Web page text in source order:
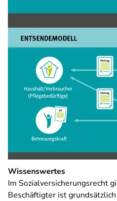
Wissenswertes
Im Sozialversicherungsrecht
Beschäftigter ist